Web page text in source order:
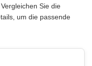
Sie die
um die passende